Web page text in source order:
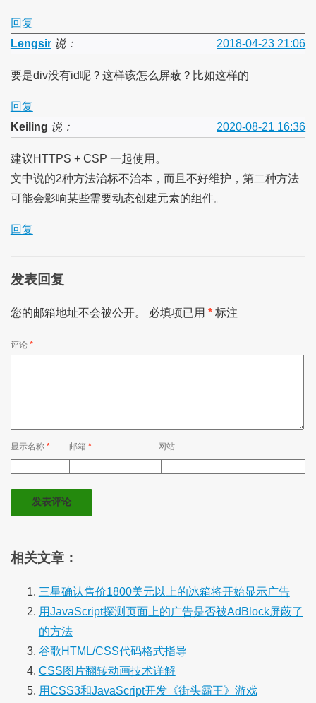
回复
Lengsir说： 2018-04-23 21:06
要是div没有id呢？这样该怎么屏蔽？比如这样的
回复
Keiling 说： 2020-08-21 16:36
建议HTTPS + CSP 一起使用。
文中说的2种方法治标不治本，而且不好维护，第二种方法
可能会影响某些需要动态创建元素的组件。
回复
发表回复
您的邮箱地址不会被公开。 必填项已用 *标注
评论 *
显示名称 * 网站
邮箱*
相关文章：
三星确认售价1800美元以上的冰箱将开始显示广告
用JavaScript探测页面上的广告是否被AdBlock屏蔽了
的方法
谷歌HTML/CSS代码格式指导
CSS图片翻转动画技术详解
用CSS3和JavaScript开发《街头霸王》游戏